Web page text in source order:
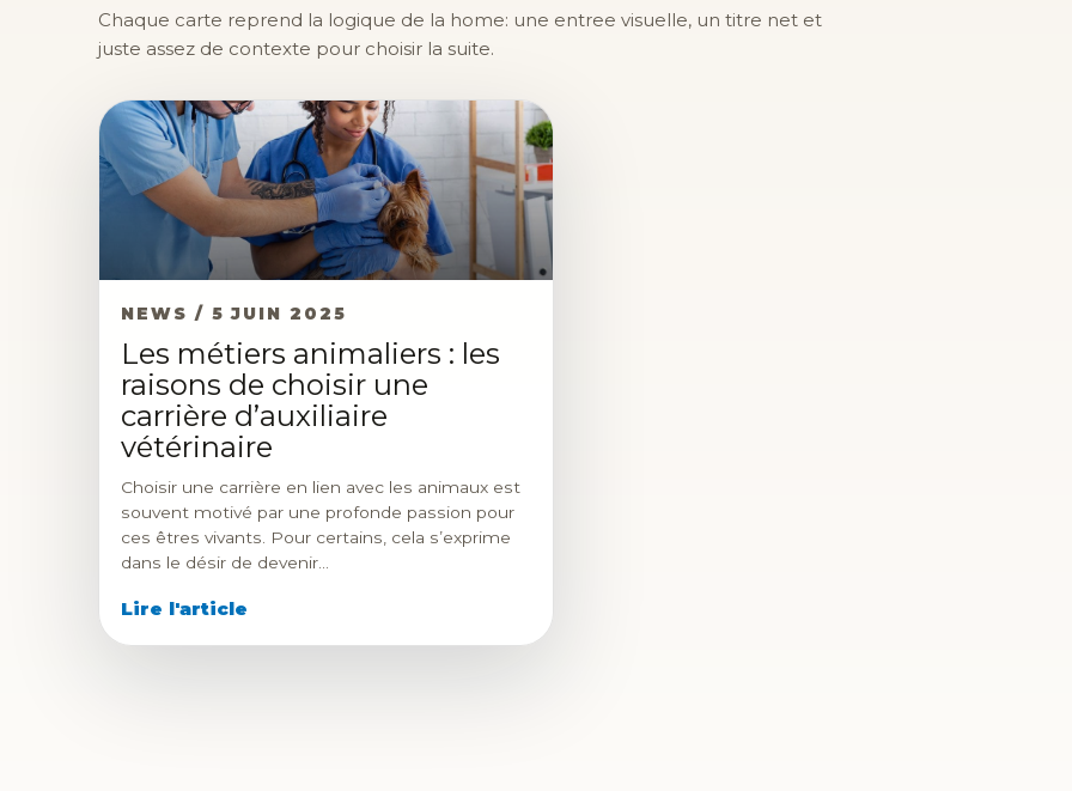
Chaque carte reprend la logique de la home: une entree visuelle, un titre net et
juste assez de contexte pour choisir la suite.
NEWS / 5 JUIN 2025
Les métiers animaliers : les
raisons de choisir une
carrière d’auxiliaire
vétérinaire
Choisir une carrière en lien avec les animaux est
souvent motivé par une profonde passion pour
ces êtres vivants. Pour certains, cela s’exprime
dans le désir de devenir…
Lire l'article